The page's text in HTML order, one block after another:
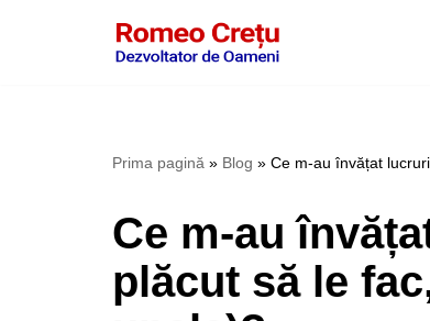
Prima pagină » Blog » Ce m-au învățat
Ce m-au
plăcut să le